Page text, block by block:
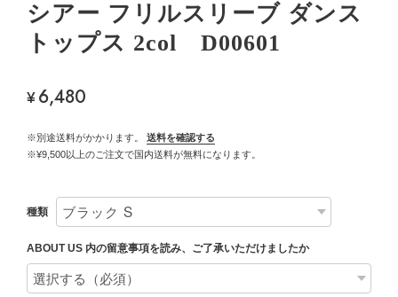
シアー フリルスリーブ ダンス
トップス 2col D00601
¥6,480
※別途送料がかかります。
送料を確認する
※¥9,500以上のご注文で国内送料が無料になります。
種類
ABOUT US 内の留意事項を読み、ご了承いただけましたか